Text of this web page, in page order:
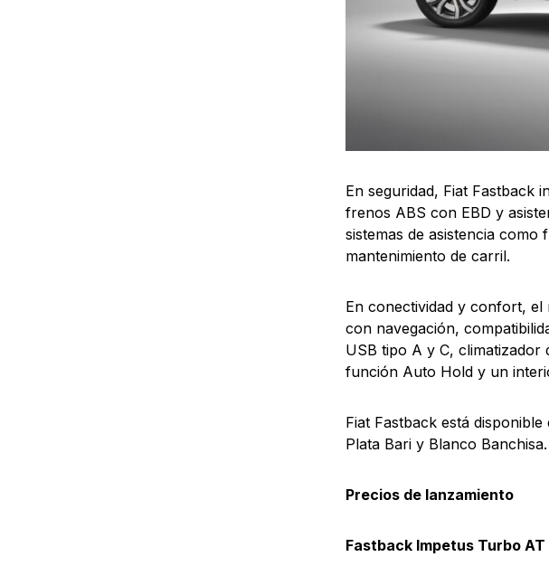
En seguridad, Fiat Fastback
frenos ABS con EBD y
sistemas de asistencia
mantenimiento de carril.
En conectividad y confort, el
con navegación,
USB tipo A y C,
función Auto Hold y un
Fiat Fastback está
Plata Bari y Blanco
Precios de lanzamiento
Fastback Impetus Turbo AT